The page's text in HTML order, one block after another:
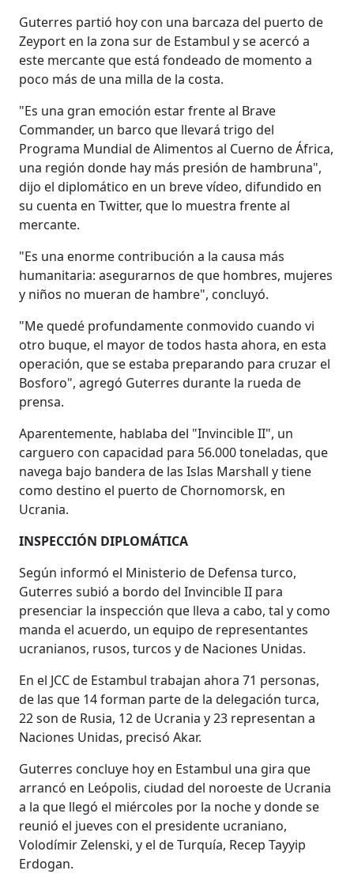
Guterres partió hoy con una barcaza del puerto de
Zeyport en la zona sur de Estambul y se acercó a
este mercante que está fondeado de momento a
poco más de una milla de la costa.
"Es una gran emoción estar frente al Brave
Commander, un barco que llevará trigo del
Programa Mundial de Alimentos al Cuerno de África,
una región donde hay más presión de hambruna",
dijo el diplomático en un breve vídeo, difundido en
su cuenta en Twitter, que lo muestra frente al
mercante.
"Es una enorme contribución a la causa más
humanitaria: asegurarnos de que hombres, mujeres
y niños no mueran de hambre", concluyó.
"Me quedé profundamente conmovido cuando vi
otro buque, el mayor de todos hasta ahora, en esta
operación, que se estaba preparando para cruzar el
Bosforo", agregó Guterres durante la rueda de
prensa.
Aparentemente, hablaba del "Invincible II", un
carguero con capacidad para 56.000 toneladas, que
navega bajo bandera de las Islas Marshall y tiene
como destino el puerto de Chornomorsk, en
Ucrania.
INSPECCIÓN DIPLOMÁTICA
Según informó el Ministerio de Defensa turco,
Guterres subió a bordo del Invincible II para
presenciar la inspección que lleva a cabo, tal y como
manda el acuerdo, un equipo de representantes
ucranianos, rusos, turcos y de Naciones Unidas.
En el JCC de Estambul trabajan ahora 71 personas,
de las que 14 forman parte de la delegación turca,
22 son de Rusia, 12 de Ucrania y 23 representan a
Naciones Unidas, precisó Akar.
Guterres concluye hoy en Estambul una gira que
arrancó en Leópolis, ciudad del noroeste de Ucrania
a la que llegó el miércoles por la noche y donde se
reunió el jueves con el presidente ucraniano,
Volodímir Zelenski, y el de Turquía, Recep Tayyip
Erdogan.